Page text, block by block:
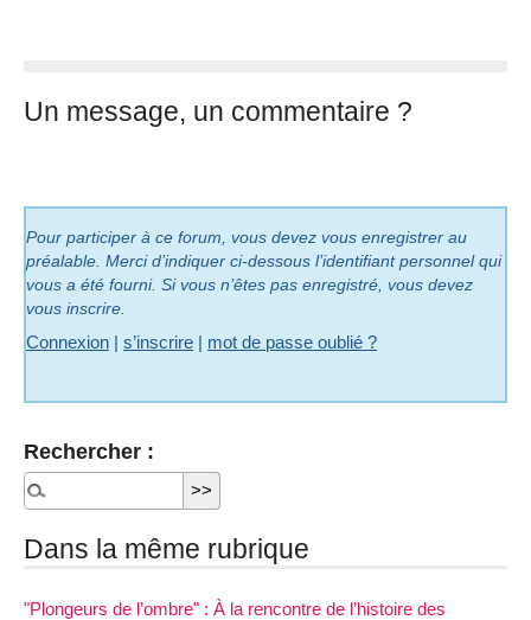
Un message, un commentaire ?
Pour participer à ce forum, vous devez vous enregistrer au
préalable. Merci d’indiquer ci-dessous l’identifiant personnel qui
vous a été fourni. Si vous n’êtes pas enregistré, vous devez
vous inscrire.
Connexion | s’inscrire | mot de passe oublié ?
Rechercher :
Dans la même rubrique
"Plongeurs de l’ombre" : À la rencontre de l’histoire des